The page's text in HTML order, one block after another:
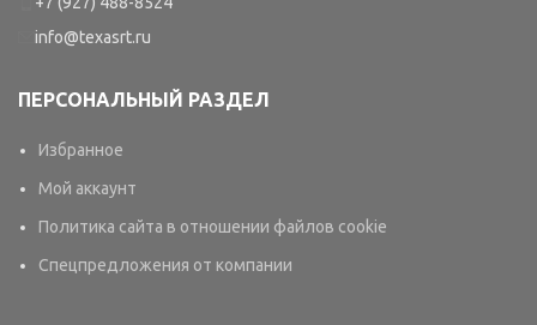
info@texasrt.ru
ПЕРСОНАЛЬНЫЙ РАЗДЕЛ
Избранное
Мой аккаунт
Политика сайта в отношении файлов cookie
Спецпредложения от компании